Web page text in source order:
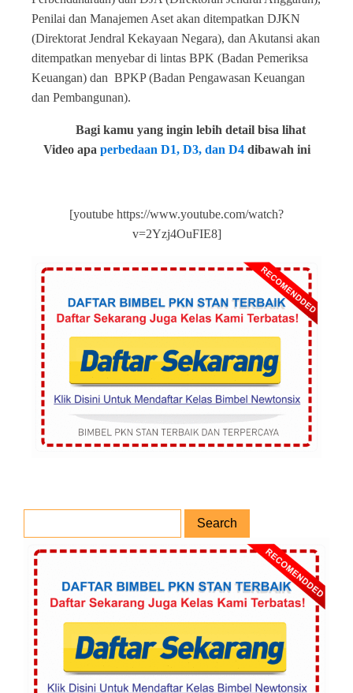
Penilai dan Manajemen Aset akan ditempatkan DJKN
(Direktorat Jendral Kekayaan Negara), dan Akutansi akan
ditempatkan menyebar di lintas BPK (Badan Pemeriksa
Keuangan) dan BPKP (Badan Pengawasan Keuangan
dan Pembangunan).
Bagi kamu yang ingin lebih detail bisa lihat
Video apa perbedaan D1, D3, dan D4 dibawah ini
[youtube https://www.youtube.com/watch?
v=2Yzj4OuFIE8]